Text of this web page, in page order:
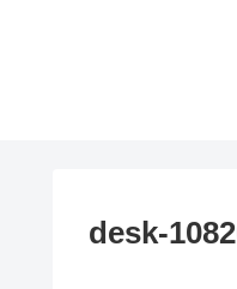
desk-